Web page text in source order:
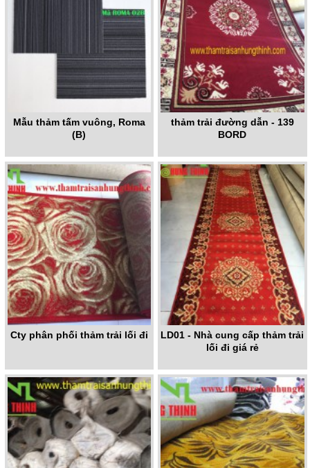
Mẫu thảm tấm vuông, Roma
(B)
thảm trải đường dẫn - 139
BORD
Cty phân phối thảm trải lối đi
LD01 - Nhà cung cấp thảm trải
lối đi giá rẻ